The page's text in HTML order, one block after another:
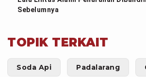
Sebelumnya
TOPIK TERKAIT
Soda Api Padalarang